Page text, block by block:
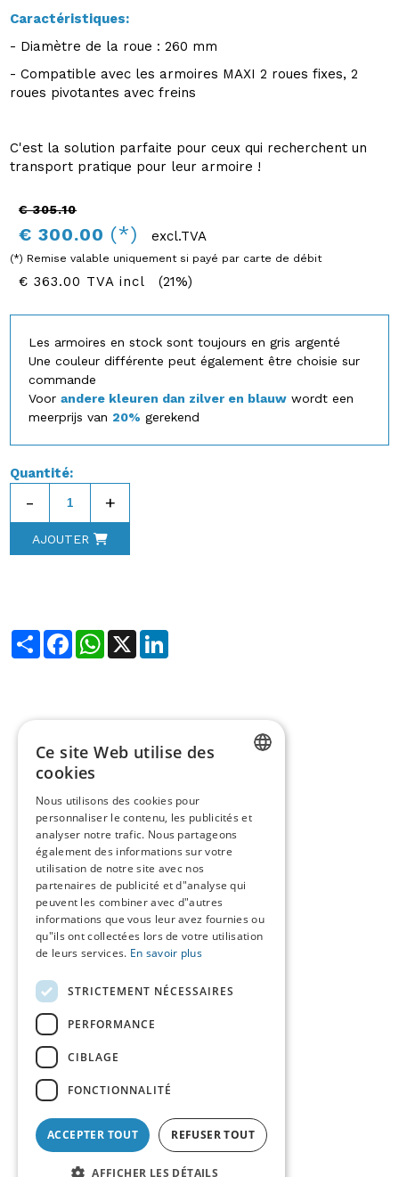
Caractéristiques:
- Diamètre de la roue : 260 mm
- Compatible avec les armoires MAXI 2 roues fixes, 2
roues pivotantes avec freins
C'est la solution parfaite pour ceux qui recherchent un
transport pratique pour leur armoire !
€ 305.10
€ 300.00 (*) excl.TVA
(*) Remise valable uniquement si payé par carte de débit
€ 363.00 TVA incl (21%)
Les armoires en stock sont toujours en gris argenté
Une couleur différente peut également être choisie sur
commande
Voorandere kleuren dan zilver en blauw wordt een
meerprijs van 20% gerekend
Quantité:
- +
AJOUTER
ShareFacebookWhatsApp
X
FRENCH
ENGLISH
Ce site Web utilise des
cookies
Nous utilisons des cookies pour
personnaliser le contenu, les publicités et
analyser notre trafic. Nous partageons
également des informations sur votre
utilisation de notre site avec nos
partenaires de publicité et d"analyse qui
peuvent les combiner avec d"autres
informations que vous leur avez fournies ou
qu"ils ont collectées lors de votre utilisation
de leurs services. En savoir plus
STRICTEMENT NÉCESSAIRES
PERFORMANCE
CIBLAGE
FONCTIONNALITÉ
ACCEPTER TOUT REFUSER TOUT
AFFICHER LES DÉTAILS